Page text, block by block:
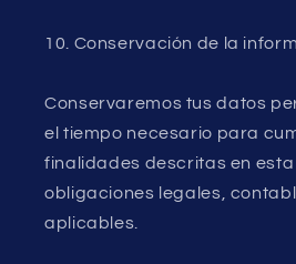
10. Conservación de la
Conservaremos tus datos
el tiempo necesario para
finalidades descritas en
obligaciones legales,
aplicables.